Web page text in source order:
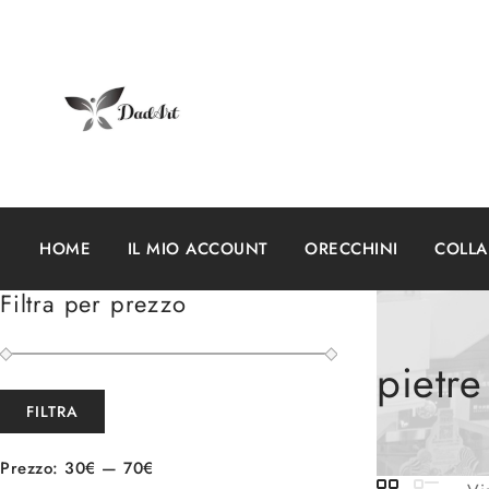
HOME IL MIO ACCOUNT ORECCHINI
Filtra per prezzo
FILTRA
Prezzo: 30€ — 70€